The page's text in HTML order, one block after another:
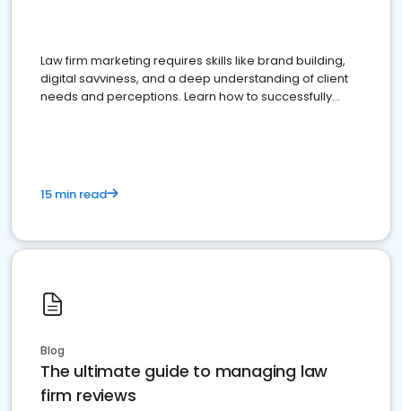
Law firm marketing requires skills like brand building,
digital savviness, and a deep understanding of client
needs and perceptions. Learn how to successfully
15 min read
Blog
The ultimate guide to managing law
firm reviews